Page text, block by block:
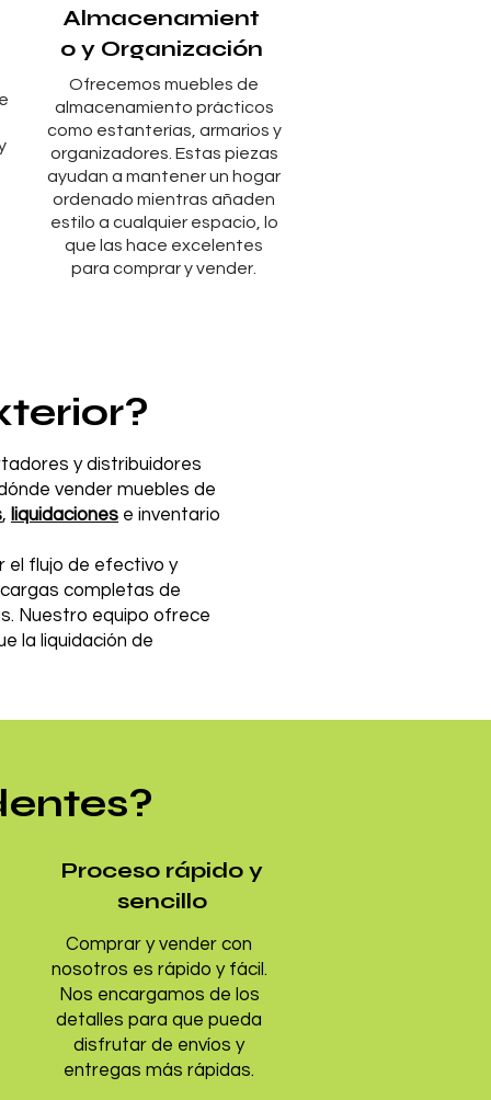
Almacenamient
o y Organización
Ofrecemos muebles de
almacenamiento prácticos
como estanterías, armarios y
organizadores. Estas piezas
ayudan a mantener un hogar
ordenado mientras añaden
estilo a cualquier espacio, lo
que las hace excelentes
para comprar y vender.
y distribuidores
vender muebles de
, liquidaciones e inventario
el flujo de efectivo y
completas de
Nuestro equipo ofrece
la liquidación de
Proceso rápido y
sencillo
Comprar y vender con
nosotros es rápido y fácil.
Nos encargamos de los
detalles para que pueda
disfrutar de envíos y
entregas más rápidas.